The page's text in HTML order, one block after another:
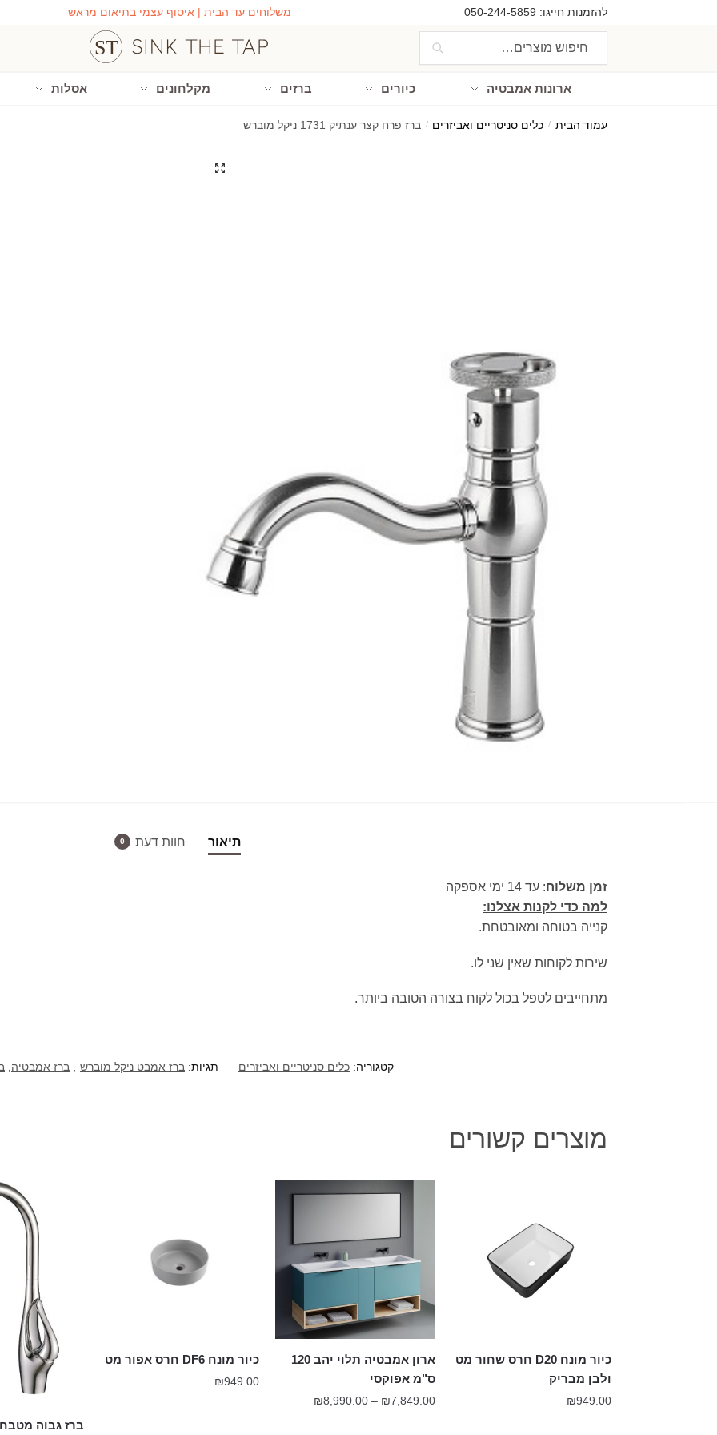
להזמנות חייגו: 050-244-5859 משלוחים עד הבית | איסוף עצמי בתיאום מראש
חיפוש
ארונות אמבטיה כיורים ברזים מקלחונים אסלות
עמוד הבית / כלים סניטריים ואביזרים / ברז פרח קצר ענתיק 1731 ניקל מוברש
תיאור חוות דעת 0
זמן משלוח: עד 14 ימי אספקה
למה כדי לקנות אצלנו:
קנייה בטוחה ומאובטחת.
שירות לקוחות שאין שני לו.
מתחייבים לטפל בכול לקוח בצורה הטובה ביותר.
קטגוריה: כלים סניטריים ואביזרים תגיות: ברז אמבט ניקל מוברש ברז אמבטיה
מוצרים קשורים
כיור מונח D20 חרס שחור מט
ולבן מבריק
₪949.00
ארון אמבטיה תלוי יהב 120
ס"מ אפוקסי
₪7,849.00
–
₪8,990.00
טווח
כיור מונח DF6 חרס אפור מט
₪949.00
ברז גבוה